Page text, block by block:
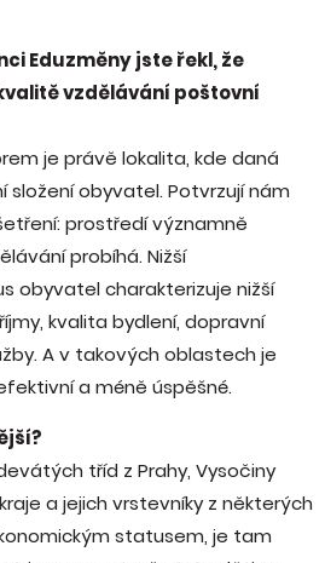
Eduzměny jste řekl, že
vzdělávání poštovní
je právě lokalita, kde daná
složení obyvatel. Potvrzují nám
prostředí významně
probíhá. Nižší
obyvatel charakterizuje nižší
kvalita bydlení, dopravní
A v takových oblastech je
a méně úspěšné.
tříd z Prahy, Vysočiny
a jejich vrstevníky z některých
statusem, je tam